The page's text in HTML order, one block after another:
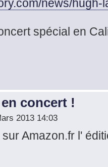
news/hugh-
spécial en
concert !
2013 14:03
Amazon.fr l'